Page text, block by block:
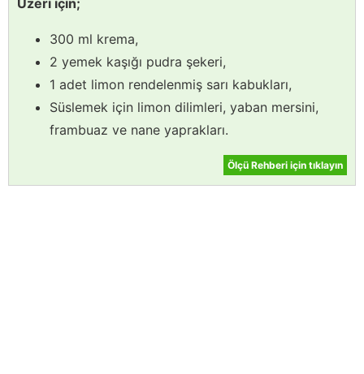
Üzeri için;
300 ml krema,
2 yemek kaşığı pudra şekeri,
1 adet limon rendelenmiş sarı kabukları,
Süslemek için limon dilimleri, yaban mersini,
frambuaz ve nane yaprakları.
Ölçü Rehberi için tıklayın